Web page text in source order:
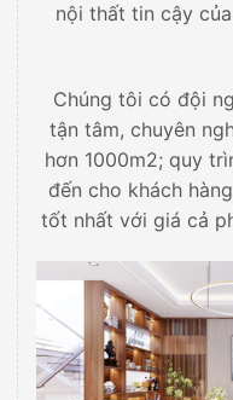
nội thất tin cậy
Chúng tôi có đội
tận tâm, chuyên
hơn 1000m2; quy
đến cho khách
tốt nhất với giá cả